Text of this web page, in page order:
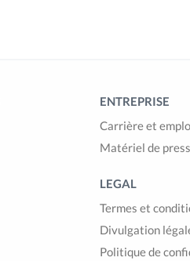
ENTREPRISE
Carrière et
Matériel de
LEGAL
Termes et
Divulgation
Politique de